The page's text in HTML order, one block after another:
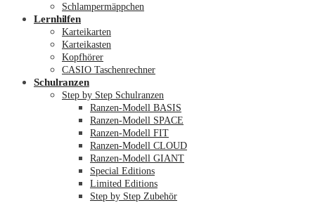
Schlampermäppchen
Lernhilfen
Karteikarten
Karteikasten
Kopfhörer
CASIO Taschenrechner
Schulranzen
Step by Step Schulranzen
Ranzen-Modell BASIS
Ranzen-Modell SPACE
Ranzen-Modell FIT
Ranzen-Modell CLOUD
Ranzen-Modell GIANT
Special Editions
Limited Editions
Step by Step Zubehör